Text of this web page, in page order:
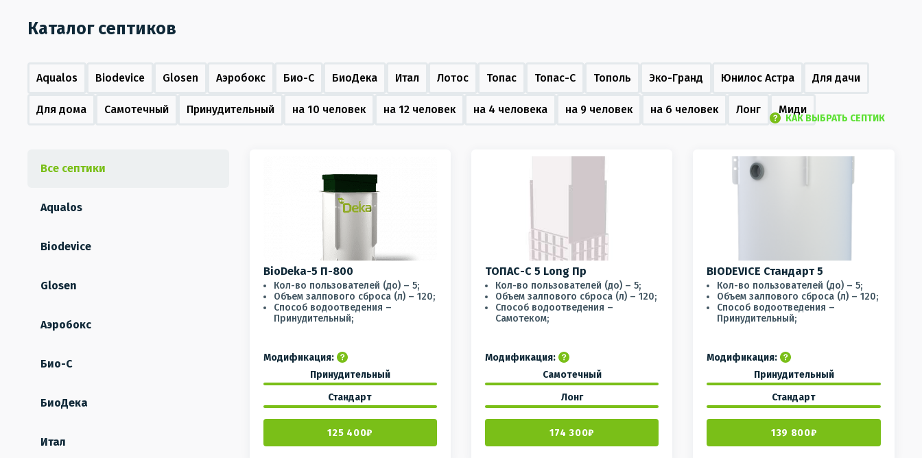
Каталог септиков
Aqualos Biodevice Glosen Аэробокс Био-С БиоДека Итал Лотос Топас Топас-С Тополь Эко-Гранд Юнилос Астра Для дачи
Для дома Самотечный Принудительный на 10 человек на 12 человек на 4 человека на 9 человек на 6 человек Лонг Миди
Все септики
Aqualos
Biodevice
Glosen
Аэробокс
Био-С
БиоДека
Итал
КАК ВЫБРАТЬ СЕПТИК
BioDeka-5 П-800
Кол-во пользователей (до) – 5;
Объем залпового сброса (л) – 120;
Способ водоотведения –
Принудительный;
Модификация:
Принудительный
Стандарт
125 400₽
ТОПАС-С 5 Long Пр
Кол-во пользователей (до) – 5;
Объем залпового сброса (л) – 120;
Способ водоотведения –
Самотеком;
Модификация:
Самотечный
Лонг
174 300₽
BIODEVICE Стандарт 5
Кол-во пользователей (до) – 5;
Объем залпового сброса (л) – 120;
Способ водоотведения –
Принудительный;
Модификация:
Принудительный
Стандарт
139 800₽